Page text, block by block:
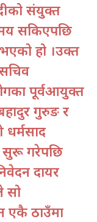
संयुक्त
सकिएपछि
हो ।उक्त
पूर्वआयुक्त
गुरुङ र
सुरू गरेपछि
दायर
सो
एकै ठाउँमा